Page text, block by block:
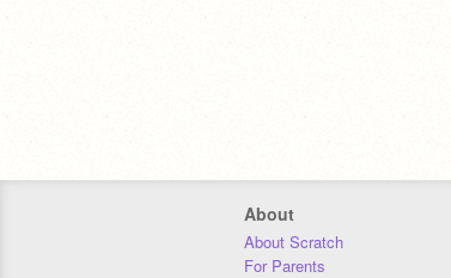
About
About Scratch
For Parents